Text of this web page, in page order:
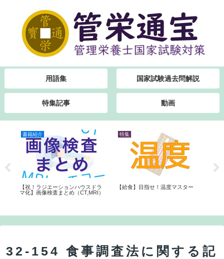
用語集 国家試験過去問解説
特集記事 動画
書籍紹介
【祝！ラジエーションハウスドラ
マ化】画像検査まとめ（CT,MRI）
特集
【給食】目指せ！温度マスター
32-154 食事調査法に関する記